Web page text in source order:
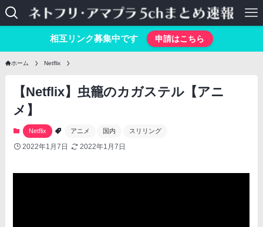
相互リンク募集中です 申請はこちら
ホーム Netflix
【Netflix】虫籠のカガステル【アニ
メ】
Netflix アニメ 国内 スリリング
2022年1月7日 2022年1月7日